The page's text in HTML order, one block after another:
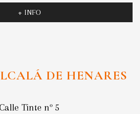
+ INFO
DE HENARES
Calle Tinte nº 5